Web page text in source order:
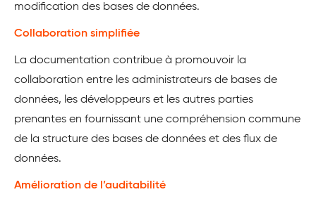
modification des bases de données.
Collaboration simplifiée
La documentation contribue à promouvoir la
collaboration entre les administrateurs de bases de
données, les développeurs et les autres parties
prenantes en fournissant une compréhension commune
de la structure des bases de données et des flux de
données.
Amélioration de l’auditabilité